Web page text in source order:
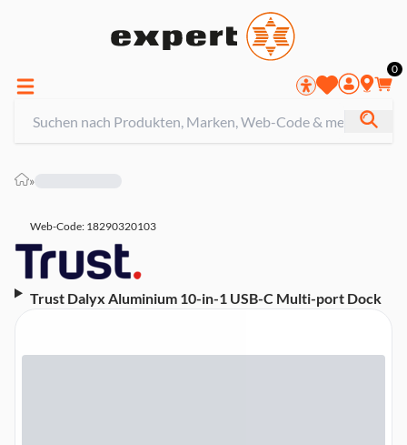
0
»
Web-Code: 18290320103
Trust Dalyx Aluminium 10-in-1 USB-C Multi-port Dock